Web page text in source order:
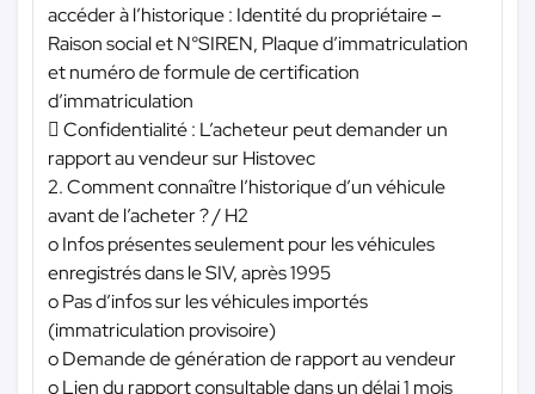
accéder à l’historique : Identité du propriétaire –
Raison social et N°SIREN, Plaque d’immatriculation
et numéro de formule de certification
d’immatriculation
 Confidentialité : L’acheteur peut demander un
rapport au vendeur sur Histovec
2. Comment connaître l’historique d’un véhicule
avant de l’acheter ? / H2
o Infos présentes seulement pour les véhicules
enregistrés dans le SIV, après 1995
o Pas d’infos sur les véhicules importés
(immatriculation provisoire)
o Demande de génération de rapport au vendeur
o Lien du rapport consultable dans un délai 1 mois